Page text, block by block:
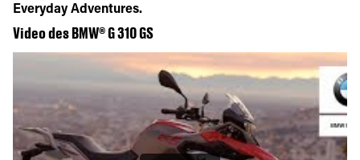
Everyday Adventures.
Video des BMW® G 310 GS